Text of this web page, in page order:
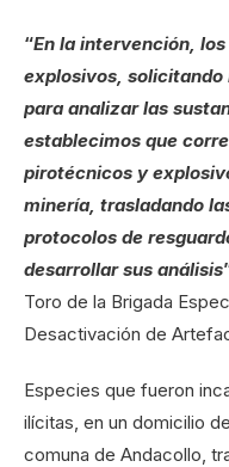
“En la intervención,
explosivos,
para analizar las
establecimos que
pirotécnicos y
minería, trasladando
protocolos de
desarrollar sus análisis
Toro de la Brigada
Desactivación de
Especies que fueron
ilícitas, en un domicilio
comuna de Andacollo,